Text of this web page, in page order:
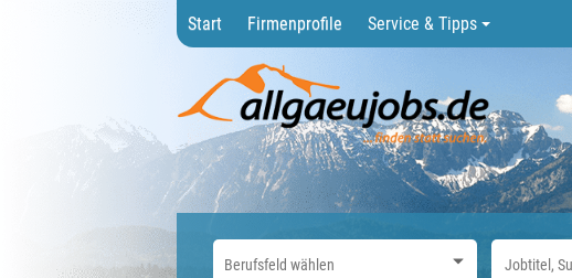
Start Firmenprofile Service & Tipps